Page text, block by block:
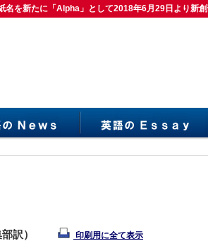
名を新たに「Alpha」として2018年6月29日より新
名を新たに「Alpha」として2018年6月29日より新
訳） 印刷用に全て表示